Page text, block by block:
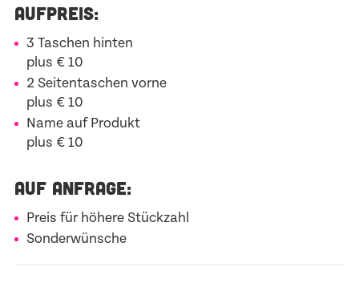
AUFPREIS:
3 Taschen hinten
plus € 10
2 Seitentaschen vorne
plus € 10
Name auf Produkt
plus € 10
AUF ANFRAGE:
Preis für höhere Stückzahl
Sonderwünsche